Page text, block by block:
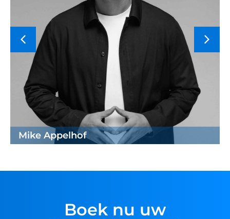
Mike Appelhof
Boek nu uw